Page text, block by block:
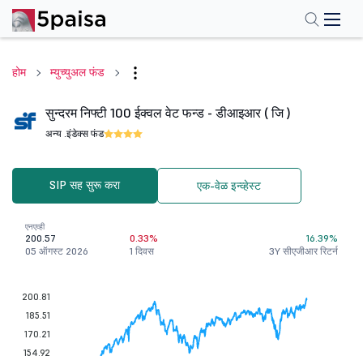
होम म्युच्युअल फंड
सुन्दरम निफ्टी 100 ईक्वल वेट फन्ड - डीआइआर ( जि )
अन्य .इंडेक्स फंड
SIP सह सुरू करा एक-वेळ इन्व्हेस्ट
एनएव्ही
200.57
05 ऑगस्ट 2026
0.33%
1 दिवस
16.39%
3Y सीएजीआर रिटर्न
200.81
185.51
170.21
154.92